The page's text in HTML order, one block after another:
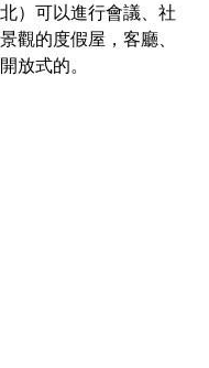
）可以進行會議、社
觀的度假屋，客廳、
放式的。